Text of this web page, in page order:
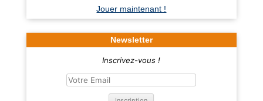
Jouer maintenant !
Newsletter
Inscrivez-vous !